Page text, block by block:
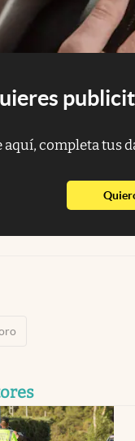
aquí, completa tus